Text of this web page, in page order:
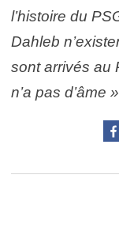
l’histoire du
Dahleb
sont arrivés au
n’a pas d’âme